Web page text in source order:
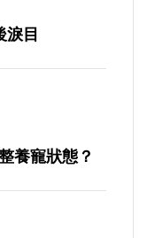
目
養寵狀態？